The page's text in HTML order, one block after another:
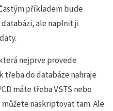
příkladem bude
ale naplnit ji
nejprve provede
třeba do databáze nahraje
máte třeba VSTS nebo
naskriptovat tam. Ale